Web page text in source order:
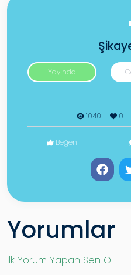
Yayında
1040 0
Beğen
Yorumlar
İlk Yorum Yapan Sen Ol